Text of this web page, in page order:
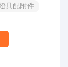
具配附件